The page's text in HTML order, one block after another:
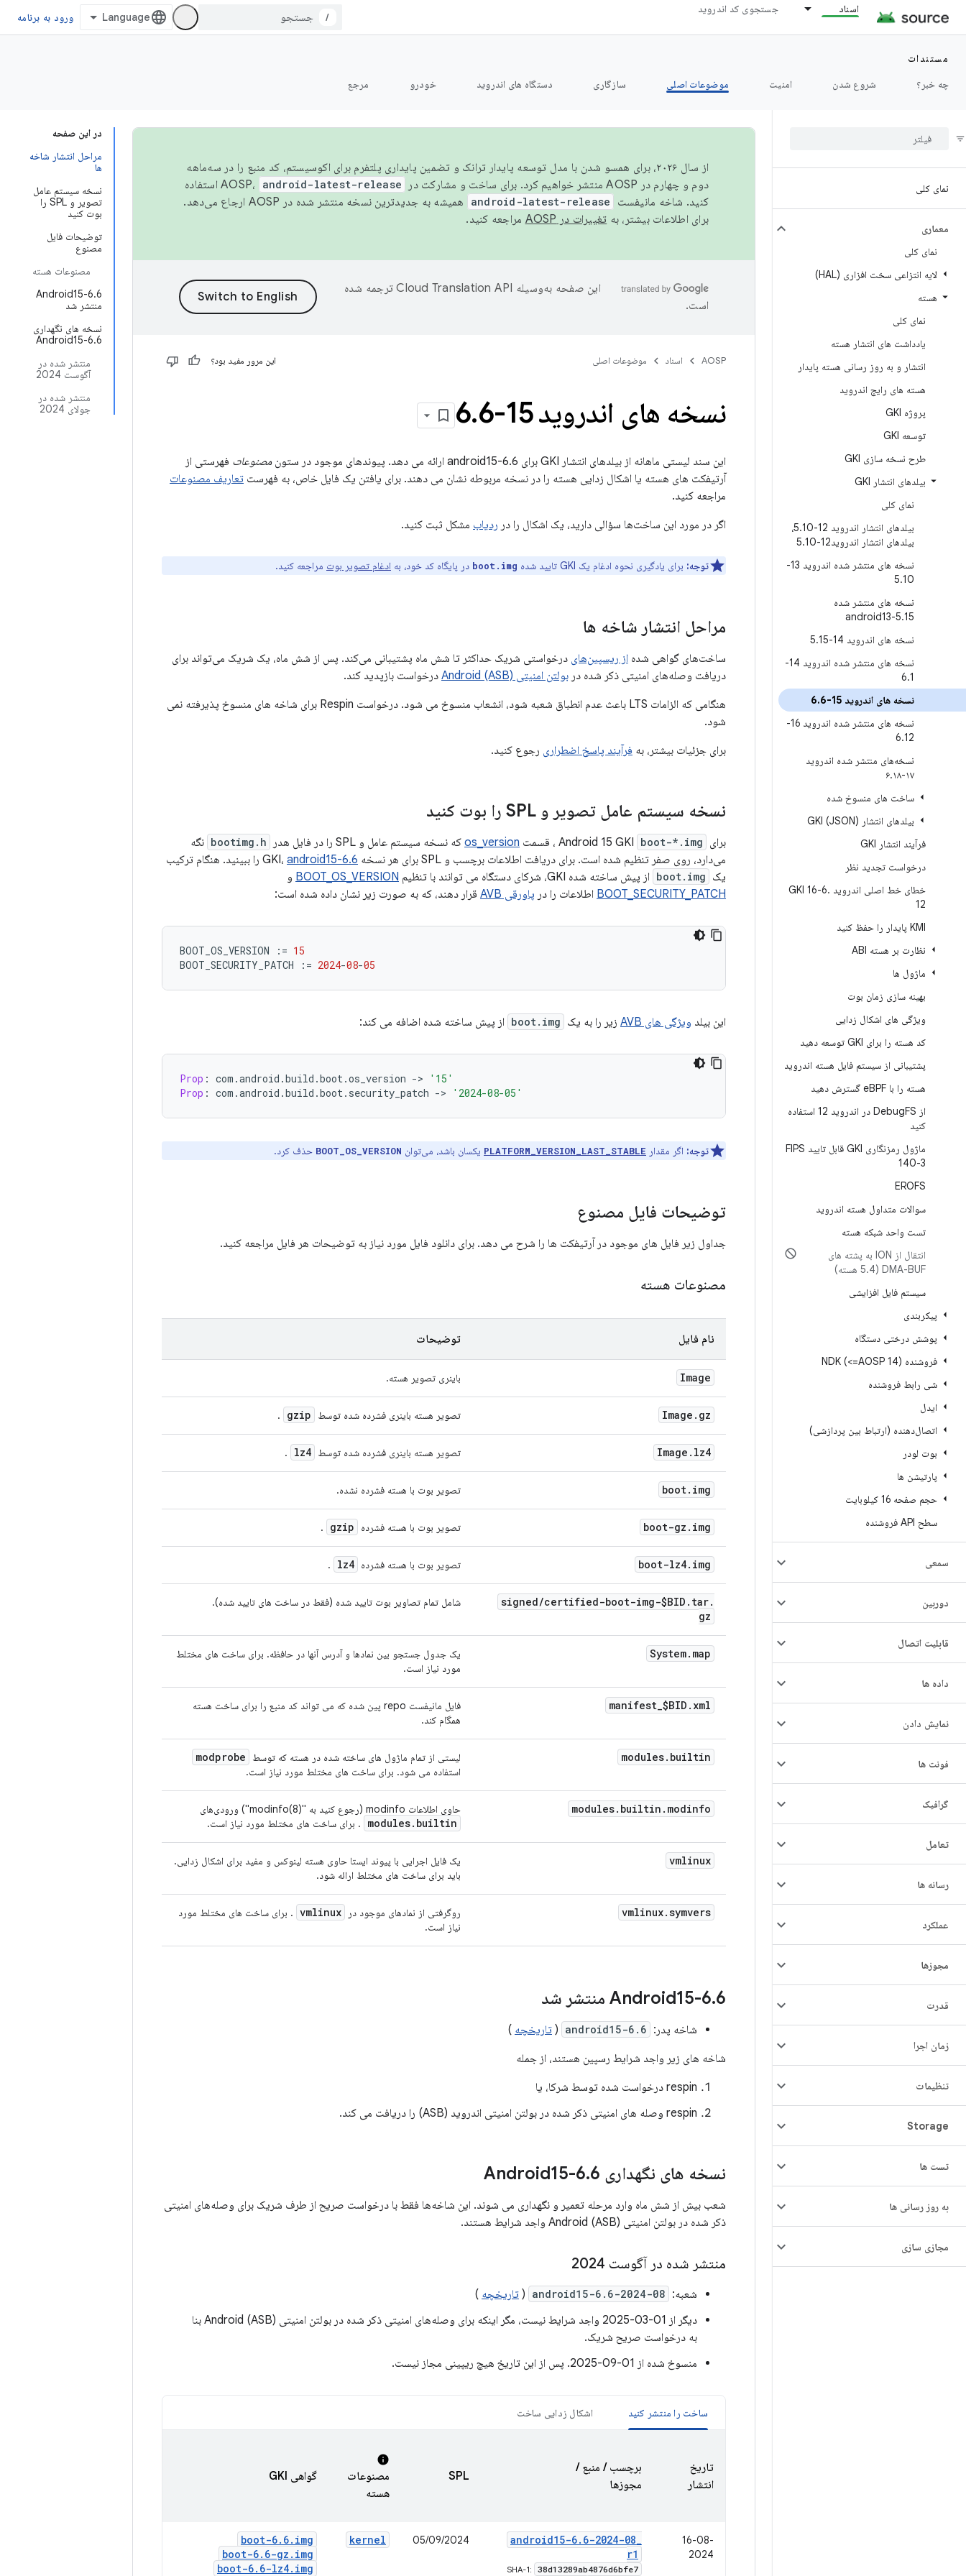
اسناد جستجوی کد اندروید
/ ورود به برنامه
مستندات
چه خبر؟
شروع شدن امنیت موضوعات اصلی سازگاری دستگاه های اندروید خودرو مرجع
نمای کلی
معماری
نمای کلی
لایه انتزاعی سخت افزاری (HAL)
هسته
نمای کلی
یادداشت های انتشار هسته
انتشار و به روز رسانی هسته پایدار
هسته های رایج اندروید
پروژه GKI
توسعه GKI
طرح نسخه سازی GKI
بیلدهای انتشار GKI
نمای کلی
بیلدهای انتشار اندروید 12-5
. 10،
بیلدهای انتشار اندروید12-5
.10
نسخه های منتشر شده اندروید 13-
5.10
نسخه های منتشر شده
android13-5.15
نسخه های اندروید 14-5
.15
نسخه های منتشر شده اندروید 14-
6.1
نسخه های اندروید 15-6
.6
نسخه های منتشر شده اندروید 16-
6.12
نسخه‌های منتشر شده اندروید
۱۷-۶
.۱۸
ساخت های منسوخ شده
بیلدهای انتشار GKI (JSON)
فرآیند انتشار GKI
درخواست تجدید نظر
خطای خط اصلی اندروید GKI 16-6 .
12
KMI پایدار را حفظ کنید
نظارت بر هسته ABI
ماژول ها
بهینه سازی زمان بوت
ویژگی های اشکال زدایی
کد هسته را برای GKI توسعه دهید
پشتیبانی از سیستم فایل هسته اندروید
هسته را با e BPF گسترش دهید
از Debug
FS در اندروید 12 استفاده
کنید
ماژول رمزنگاری GKI قابل تایید FIPS
140-3
EROFS
سوالات متداول هسته اندروید
تست واحد شبکه هسته
انتقال از ION به پشته های
DMA-BUF (5
.4 هسته)
سیستم فایل افزایشی
پیکربندی
پوشش درختی دستگاه
فروشنده NDK (<=AOSP 14)
شی رابط فروشنده
ایدل
اتصال‌دهنده (ارتباط بین پردازشی)
بوت لودر
پارتیشن ها
حجم صفحه 16 کیلوبایت
سطح API فروشنده
سمعی
دوربین
قابلیت اتصال
داده ها
نمایش دادن
فونت ها
گرافیک
تعامل
رسانه ها
عملکرد
مجوزها
قدرت
زمان اجرا
تنظیمات
Storage
تست ها
به روز رسانی ها
مجازی سازی
در این صفحه
مراحل انتشار شاخه
ها
نسخه سیستم عامل
تصویر و SPL را
بوت کنید
توضیحات فایل
مصنوع
مصنوعات هسته
Android15-6.6
منتشر شد
نسخه های نگهداری
Android15-6.6
منتشر شده در
آگوست 2024
منتشر شده در
جولای 2024
از سال ۲۰۲۶، برای همسو شدن با مدل توسعه پایدار ترانک و تضمین پایداری پلتفرم برای اکوسیستم، کد منبع را در سه‌ماهه
دوم و چهارم در AOSP منتشر خواهیم کرد. برای ساخت و مشارکت در AOSP،
android-latest-release
استفاده
کنید. شاخه مانیفست
android-latest-release
همیشه به جدیدترین نسخه منتشر شده در AOSP ارجاع می‌دهد.
برای اطلاعات بیشتر، به تغییرات در AOSP مراجعه کنید.
این صفحه به‌وسیله
ترجمه شده
است.
AOSP اسناد موضوعات اصلی این مرور مفید بود؟
نسخه های اندروید 15-6 .6
این سند لیستی ماهانه از بیلدهای انتشار GKI برای android15-6.6 ارائه می دهد. پیوندهای موجود در ستون مصنوعات فهرستی از
آرتیفکت های هسته یا اشکال زدایی هسته را در نسخه مربوطه نشان می دهند. برای یافتن یک فایل خاص، به فهرست تعاریف مصنوعات
مراجعه کنید.
اگر در مورد این ساخت‌ها سؤالی دارید، یک اشکال را در ردیاب مشکل ثبت کنید.
توجه: برای یادگیری نحوه ادغام یک GKI تایید شده boot.img در پایگاه کد خود، به ادغام تصویر بوت مراجعه کنید.
مراحل انتشار شاخه ها
ساخت‌های گواهی شده از ریسپین‌های درخواستی شریک حداکثر تا شش ماه پشتیبانی می‌کند. پس از شش ماه، یک شریک می‌تواند برای
دریافت وصله‌های امنیتی ذکر شده در بولتن امنیتی Android (ASB)
درخواست بازپدید کند.
هنگامی که الزامات LTS باعث عدم انطباق شعبه شود، انشعاب منسوخ می شود. درخواست Respin برای شاخه های منسوخ پذیرفته نمی
شود.
برای جزئیات بیشتر، به فرآیند پاسخ اضطراری رجوع کنید.
نسخه سیستم عامل تصویر و SPL را بوت کنید
برای Android 15 GKI boot-*.img ، قسمت os_version که نسخه سیستم عامل و SPL را در فایل هدر bootimg.h نگه
می‌دارد، روی صفر تنظیم شده است. برای دریافت اطلاعات برچسب و SPL برای هر نسخه GKI،
android15-6.6
را ببینید. هنگام ترکیب
یک boot.img از پیش ساخته شده GKI، شرکای دستگاه می توانند با تنظیم BOOT_OS_VERSION و
BOOT_SECURITY_PATCH اطلاعات را در پاورقی AVB قرار دهند، که به صورت زیر نشان داده شده است:
BOOT_OS_VERSION := 15
BOOT_SECURITY_PATCH
:= 2024-08-05
این بیلد ویژگی های AVB زیر را به یک boot.img از پیش ساخته شده اضافه می کند:
Prop : com .android .build .boot.os_version ->
'15'
Prop : com .android .build .boot. security_patch -> '2024-08-05'
توجه: اگر مقدار PLATFORM_VERSION_LAST_STABLE یکسان باشد، می‌توان BOOT_OS_VERSION حذف کرد.
توضیحات فایل مصنوع
جداول زیر فایل های موجود در آرتیفکت ها را شرح می دهد. برای دانلود فایل مورد نیاز به توضیحات هر فایل مراجعه کنید.
مصنوعات هسته
نام فایل توضیحات
Image باینری تصویر هسته.
Image . gz تصویر هسته باینری فشرده شده توسط gzip
.
Image . lz4 تصویر هسته باینری فشرده شده توسط lz4
.
boot. img تصویر بوت با هسته فشرده نشده.
boot-gz . img تصویر بوت با هسته فشرده gzip
.
boot-lz4. img تصویر بوت با هسته فشرده lz4
.
signed/certified-boot-img-$BID . tar.
gz
شامل تمام تصاویر بوت تایید شده (فقط در ساخت های تایید شده).
System. map
یک جدول جستجو بین نمادها و آدرس آنها در حافظه. برای ساخت های مختلط
مورد نیاز است.
manifest_$BID . xml
فایل مانیفست repo پین شده که می تواند کد منبع را برای ساخت هسته
همگام کند.
modules. builtin لیستی از تمام ماژول های ساخته شده در هسته که توسط modprobe
استفاده می شود. برای ساخت های مختلط مورد نیاز است.
modules. builtin . modinfo حاوی اطلاعات modinfo (رجوع کنید به "modinfo(8)") ورودی‌های
modules. builtin . برای ساخت های مختلط مورد نیاز است.
vmlinux
یک فایل اجرایی با پیوند ایستا حاوی هسته لینوکس و مفید برای اشکال زدایی.
باید برای ساخت های مختلط ارائه شود.
vmlinux.symvers روگرفتی از نمادهای موجود در vmlinux . برای ساخت های مختلط مورد
نیاز است.
Android15-6.6 منتشر شد
شاخه پدر: android15-6.6
( تاریخچه )
شاخه های زیر واجد شرایط رسپین هستند، از جمله
respin درخواست شده توسط شرکا، یا
respin وصله های امنیتی ذکر شده در بولتن امنیتی اندروید (ASB) را دریافت می کند.
نسخه های نگهداری Android15-6 .6
شعب بیش از شش ماه وارد مرحله تعمیر و نگهداری می شوند. این شاخه‌ها فقط با درخواست صریح از طرف شریک برای وصله‌های امنیتی
ذکر شده در بولتن امنیتی Android (ASB) واجد شرایط هستند.
منتشر شده در آگوست 2024
شعبه: android15-6.6-2024-08
( تاریخچه )
دیگر از 01-03-2025 واجد شرایط نیست، مگر اینکه برای وصله‌های امنیتی ذکر شده در بولتن امنیتی Android (ASB) بنا
به درخواست صریح شریک.
منسوخ شده از 01-09-2025. پس از این تاریخ هیچ ریپینی مجاز نیست.
ساخت را منتشر کنید اشکال زدایی ساخت
تاریخ
انتشار
برچسب / منبع /
مجوزها
SPL
info
مصنوعات
هسته
گواهی GKI
16-08-
2024
android15-6. 6-2024-08_
r1
SHA-1: 38d13289ab4876d6bfe7
05/09/2024
kernel
boot-6. 6. img
boot-6. 6-gz . img
boot-6. 6-lz4. img